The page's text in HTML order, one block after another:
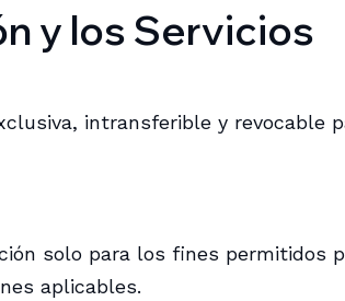
y los Servicios
intransferible y revocable
solo para los fines permitidos
aplicables.